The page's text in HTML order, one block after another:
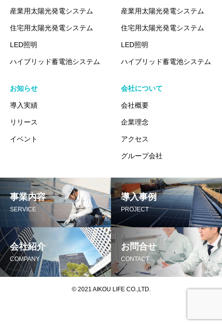
産業用太陽光発電システム
住宅用太陽光発電システム
LED照明
ハイブリッド蓄電池システム
産業用太陽光発電システム
住宅用太陽光発電システム
LED照明
ハイブリッド蓄電池システム
お知らせ
導入実績
リリース
イベント
会社について
会社概要
企業理念
アクセス
グループ会社
事業内容
SERVICE
導入事例
PROJECT
会社紹介
COMPANY
お問合せ
CONTACT
© 2021 AIKOU LIFE CO.,LTD.